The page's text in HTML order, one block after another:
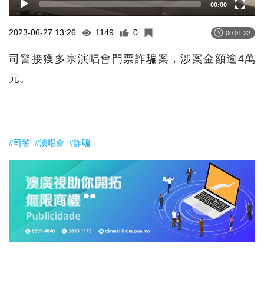
00:00
2023-06-27 13:26 1149 0 00:01:22
司警接獲多宗演唱會門票詐騙案，涉案金額逾4萬
元。
#司警 #演唱會 #詐騙